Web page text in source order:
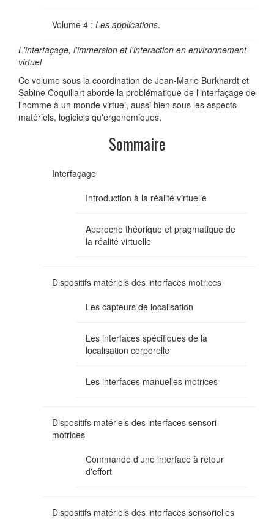
Volume 4 : Les applications.
L'interfaçage, l'immersion et l'interaction en environnement
virtuel
Ce volume sous la coordination de Jean-Marie Burkhardt et
Sabine Coquillart aborde la problématique de l'interfaçage de
l'homme à un monde virtuel, aussi bien sous les aspects
matériels, logiciels qu'ergonomiques.
Sommaire
Interfaçage
Introduction à la réalité virtuelle
Approche théorique et pragmatique de
la réalité virtuelle
Dispositifs matériels des interfaces motrices
Les capteurs de localisation
Les interfaces spécifiques de la
localisation corporelle
Les interfaces manuelles motrices
Dispositifs matériels des interfaces sensori-
motrices
Commande d'une interface à retour
d'effort
Dispositifs matériels des interfaces sensorielles